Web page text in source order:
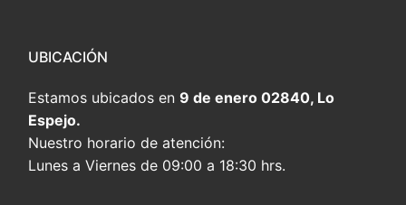
UBICACIÓN
Estamos ubicados en 9 de enero 02840, Lo
Espejo.
Nuestro horario de atención:
Lunes a Viernes de 09:00 a 18:30 hrs.